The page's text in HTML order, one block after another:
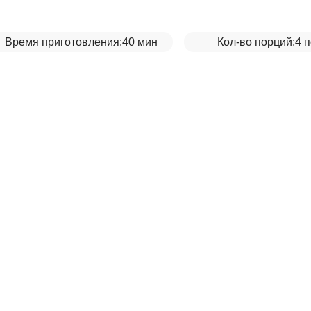
Время приготовления:40 мин Кол-во порций:4